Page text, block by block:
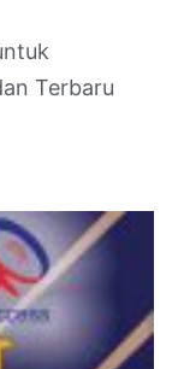
Terbaru